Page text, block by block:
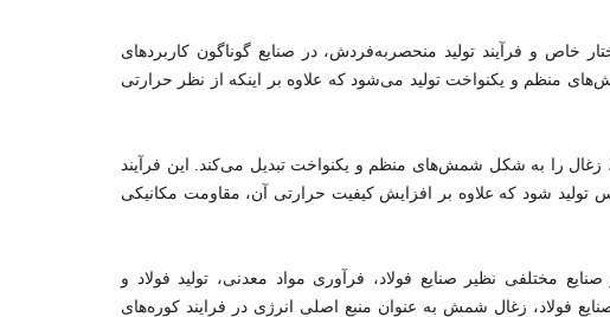
و فرآیند تولید منحصربه‌فردش، در صنایع گوناگون کاربردهای
منظم و یکنواخت تولید می‌شود که علاوه بر اینکه از نظر حرارتی
را به شکل شمش‌های منظم و یکنواخت تبدیل می‌کند. این فرآیند
شود که علاوه بر افزایش کیفیت حرارتی آن، مقاومت مکانیکی
مختلفی نظیر صنایع فولاد، فرآوری مواد معدنی، تولید فولاد و
فولاد، زغال شمش به عنوان منبع اصلی انرژی در فرایند کوره‌های